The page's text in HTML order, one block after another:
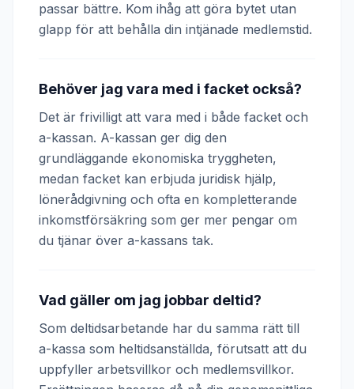
passar bättre. Kom ihåg att göra bytet utan
glapp för att behålla din intjänade medlemstid.
Behöver jag vara med i facket också?
Det är frivilligt att vara med i både facket och
a-kassan. A-kassan ger dig den
grundläggande ekonomiska tryggheten,
medan facket kan erbjuda juridisk hjälp,
lönerådgivning och ofta en kompletterande
inkomstförsäkring som ger mer pengar om
du tjänar över a-kassans tak.
Vad gäller om jag jobbar deltid?
Som deltidsarbetande har du samma rätt till
a-kassa som heltidsanställda, förutsatt att du
uppfyller arbetsvillkor och medlemsvillkor.